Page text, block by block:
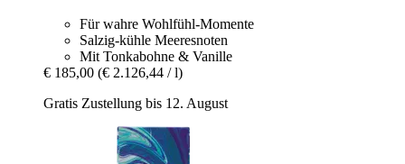
Für wahre Wohlfühl-Momente
Salzig-kühle Meeresnoten
Mit Tonkabohne & Vanille
€ 185,00 (€ 2.126,44 / l)
Gratis Zustellung bis 12. August